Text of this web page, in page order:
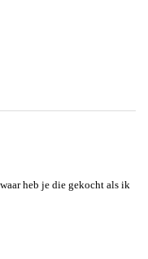
heb je die gekocht als ik